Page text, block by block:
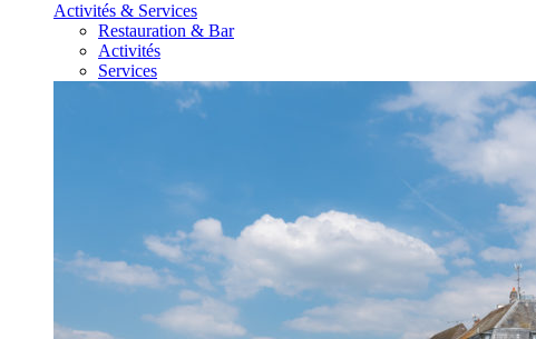
Activités & Services
Restauration & Bar
Activités
Services